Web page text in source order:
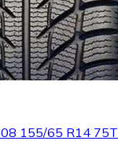
155/65 R14 75T